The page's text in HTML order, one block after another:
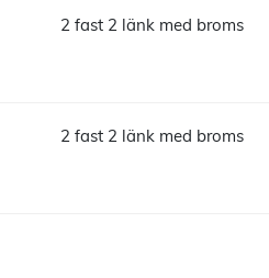
2 fast 2 länk med broms
2 fast 2 länk med broms